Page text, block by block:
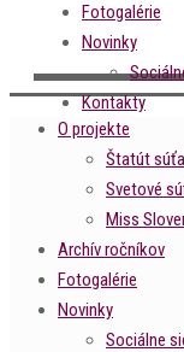
Fotogalérie
Novinky
Kontakty
O projekte
Štatút
Svetové
Miss
Archív ročníkov
Fotogalérie
Novinky
Sociálne